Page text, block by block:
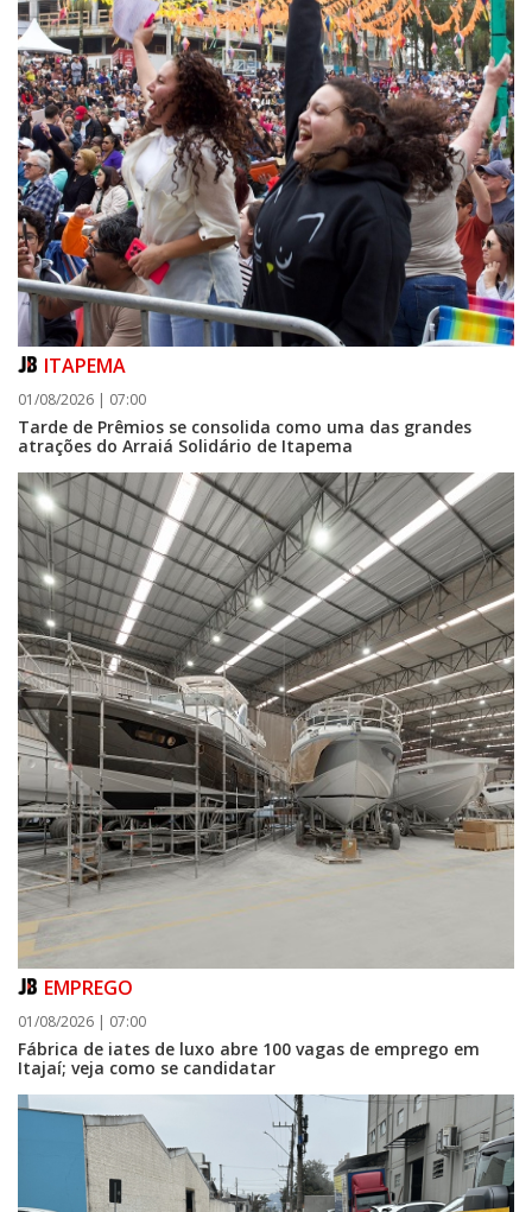
NAVEGANTES
05/08/2026 | 07:00
Curta-metragem navegantino estreia no Cineteatro Carecão com debate
sobre direitos da mulher
ITAPEMA
01/08/2026 | 07:00
Tarde de Prêmios se consolida como uma das grandes
atrações do Arraiá Solidário de Itapema
EMPREGO
01/08/2026 | 07:00
Fábrica de iates de luxo abre 100 vagas de emprego em
Itajaí; veja como se candidatar